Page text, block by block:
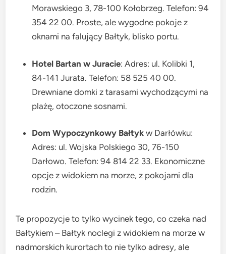
Morawskiego 3, 78-100 Kołobrzeg. Telefon: 94
354 22 00. Proste, ale wygodne pokoje z
oknami na falujący Bałtyk, blisko portu.
Hotel Bartan w Juracie: Adres: ul. Kolibki 1,
84-141 Jurata. Telefon: 58 525 40 00.
Drewniane domki z tarasami wychodzącymi na
plażę, otoczone sosnami.
Dom Wypoczynkowy Bałtyk w Darłówku:
Adres: ul. Wojska Polskiego 30, 76-150
Darłowo. Telefon: 94 814 22 33. Ekonomiczne
opcje z widokiem na morze, z pokojami dla
rodzin.
Te propozycje to tylko wycinek tego, co czeka nad
Bałtykiem – Bałtyk noclegi z widokiem na morze w
nadmorskich kurortach to nie tylko adresy, ale